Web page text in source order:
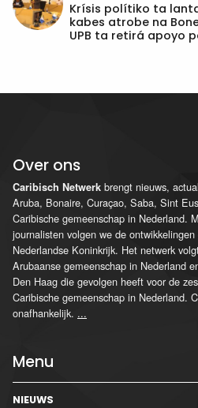
Krísis polítiko ta
kabes atrobe na
UPB ta retirá apoyo
Over ons
Caribisch Netwerk brengt nieuws,
Aruba, Bonaire, Curaçao, Saba, Sint
Caribische gemeenschap in Nederland.
journalisten volgen we de
Nederlandse Koninkrijk. Het netwerk
Arubaanse gemeenschap in Nederland
Den Haag die gevolgen heeft voor de
Caribische gemeenschap in Nederland.
onafhankelijk. ...
Menu
NIEUWS